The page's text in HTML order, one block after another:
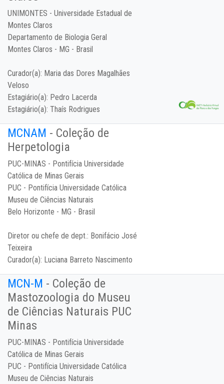
UNIMONTES - Universidade Estadual de
Montes Claros
Departamento de Biologia Geral
Montes Claros - MG - Brasil
Curador(a): Maria das Dores Magalhães
Veloso
Estagiário(a): Pedro Lacerda
Estagiário(a): Thaís Rodrigues
MCNAM - Coleção de
Herpetologia
PUC-MINAS - Pontifícia Universidade
Católica de Minas Gerais
PUC - Pontifícia Universidade Católica
Museu de Ciências Naturais
Belo Horizonte - MG - Brasil
Diretor ou chefe de dept.: Bonifácio José
Teixeira
Curador(a): Luciana Barreto Nascimento
MCN-M - Coleção de
Mastozoologia do Museu
de Ciências Naturais PUC
Minas
PUC-MINAS - Pontifícia Universidade
Católica de Minas Gerais
PUC - Pontifícia Universidade Católica
Museu de Ciências Naturais